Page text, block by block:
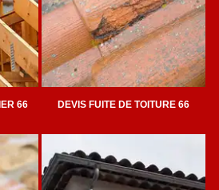
66 DEVIS FUITE DE TOITURE 66